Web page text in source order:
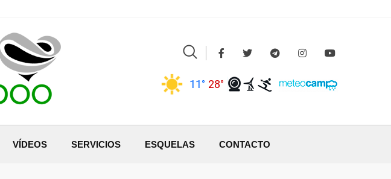
11° 28°
VÍDEOS SERVICIOS ESQUELAS CONTACTO